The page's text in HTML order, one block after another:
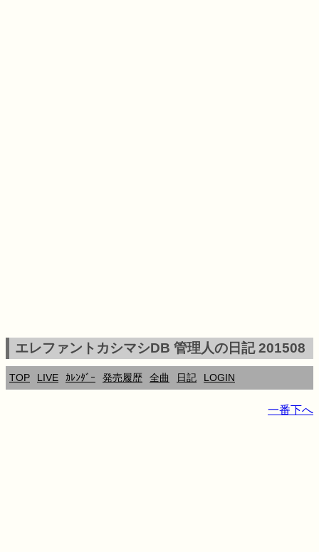
エレファントカシマシDB 管理人の日記 201508
TOP LIVE ｶﾚﾝﾀﾞｰ 発売履歴 全曲 日記 LOGIN
一番下へ